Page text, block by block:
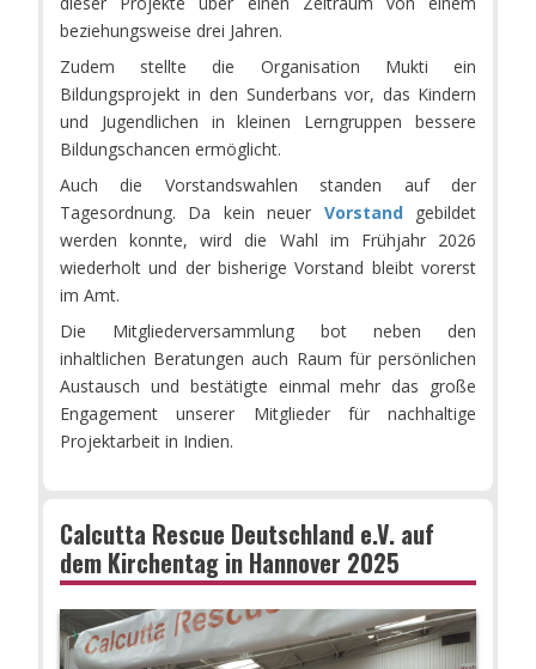
beziehungsweise drei Jahren.
Zudem stellte die Organisation Mukti ein
Bildungsprojekt in den Sunderbans vor, das Kindern
und Jugendlichen in kleinen Lerngruppen bessere
Bildungschancen ermöglicht.
Auch die Vorstandswahlen standen auf der
Tagesordnung. Da kein neuer Vorstandgebildet
werden konnte, wird die Wahl im Frühjahr 2026
wiederholt und der bisherige Vorstand bleibt vorerst
im Amt.
Die Mitgliederversammlung bot neben den
inhaltlichen Beratungen auch Raum für persönlichen
Austausch und bestätigte einmal mehr das große
Engagement unserer Mitglieder für nachhaltige
Projektarbeit in Indien.
Calcutta Rescue Deutschland e.V. auf
dem Kirchentag in Hannover 2025